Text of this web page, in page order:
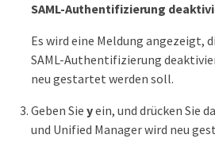
SAML-Authentifizierung
Es wird eine Meldung angezeigt,
SAML-Authentifizierung
neu gestartet werden soll.
Geben Sie yein, und drücken Sie
und Unified Manager wird neu